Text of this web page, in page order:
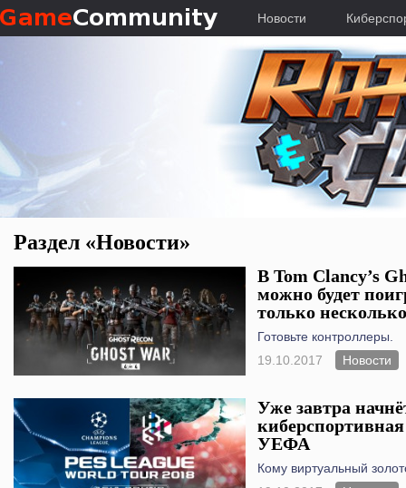
Новости
Раздел «Новости»
В Tom Clancy’s
можно будет
только
Готовьте контроллеры.
19.10.2017
Новости
Уже завтра
УЕФА
Кому виртуальный